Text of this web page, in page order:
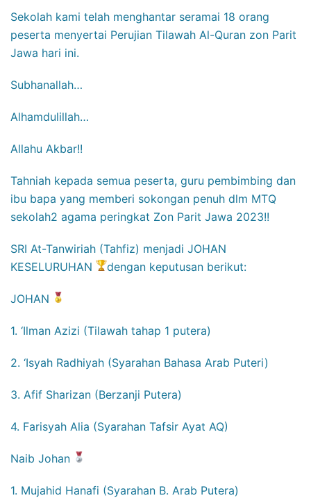
Sekolah kami telah menghantar seramai 18 orang
peserta menyertai Perujian Tilawah Al-Quran zon Parit
Jawa hari ini.
Subhanallah…
Alhamdulillah…
Allahu Akbar!!
Tahniah kepada semua peserta, guru pembimbing dan
ibu bapa yang memberi sokongan penuh dlm MTQ
sekolah2 agama peringkat Zon Parit Jawa 2023!!
SRI At-Tanwiriah (Tahfiz) menjadi JOHAN
KESELURUHAN
dengan keputusan berikut:
JOHAN
1. ‘Ilman Azizi (Tilawah tahap 1 putera)
2. ‘Isyah Radhiyah (Syarahan Bahasa Arab Puteri)
3. Afif Sharizan (Berzanji Putera)
4. Farisyah Alia (Syarahan Tafsir Ayat AQ)
Naib Johan
1. Mujahid Hanafi (Syarahan B. Arab Putera)